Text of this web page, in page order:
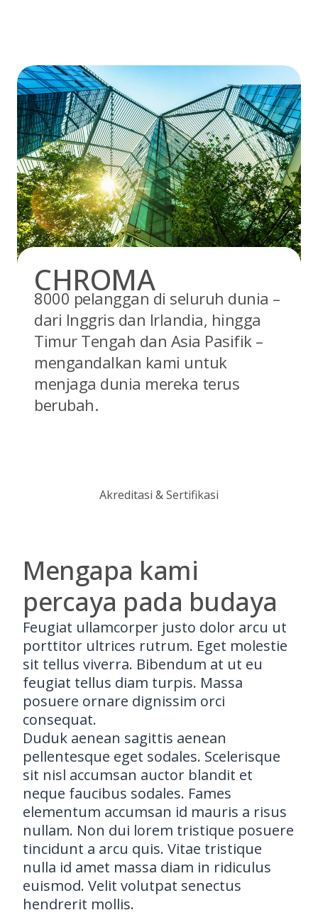
CHROMA
8000 pelanggan di seluruh dunia –
dari Inggris dan Irlandia, hingga
Timur Tengah dan Asia Pasifik –
mengandalkan kami untuk
menjaga dunia mereka terus
berubah.
Akreditasi & Sertifikasi
Mengapa kami
percaya pada budaya
Feugiat ullamcorper justo dolor arcu ut
porttitor ultrices rutrum. Eget molestie
sit tellus viverra. Bibendum at ut eu
feugiat tellus diam turpis. Massa
posuere ornare dignissim orci
consequat.
Duduk aenean sagittis aenean
pellentesque eget sodales. Scelerisque
sit nisl accumsan auctor blandit et
neque faucibus sodales. Fames
elementum accumsan id mauris a risus
nullam. Non dui lorem tristique posuere
tincidunt a arcu quis. Vitae tristique
nulla id amet massa diam in ridiculus
euismod. Velit volutpat senectus
hendrerit mollis.